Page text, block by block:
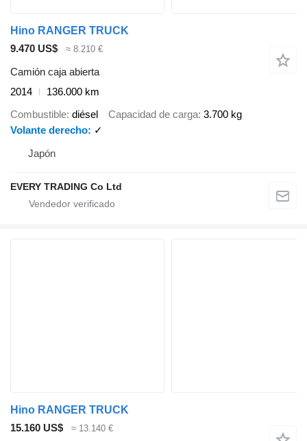
Hino RANGER TRUCK
9.470 US$
≈ 8.210 €
Camión caja abierta
2014
136.000 km
Combustible diésel Capacidad de carga 3.700 kg
Volante derecho
✓
Japón
EVERY TRADING Co Ltd
Hino RANGER TRUCK
15.160 US$
≈ 13.140 €